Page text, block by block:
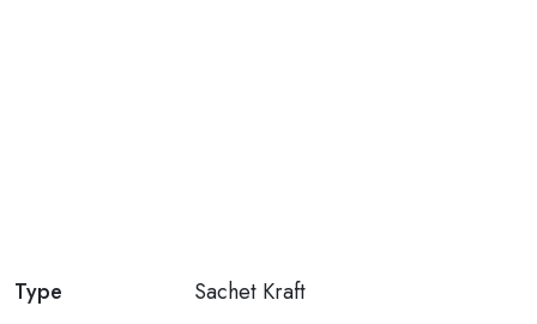
Type
Sachet Kraft